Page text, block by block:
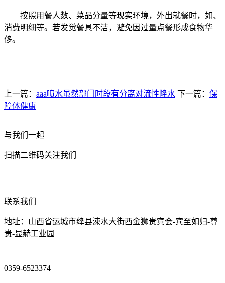
按照用餐人数、菜品分量等现实环境，外出就餐时，如、
消费明细等。若发觉餐具不洁，避免因过量点餐形成食物华
侈。
上一篇： aaa喷水虽然部门时段有分离对流性降水 下一篇： 保
障体健康
与我们一起
扫描二维码关注我们
联系我们
地址：山西省运城市绛县涑水大街西金狮贵宾会-宾至如归-尊
贵-显赫工业园
0359-6523374